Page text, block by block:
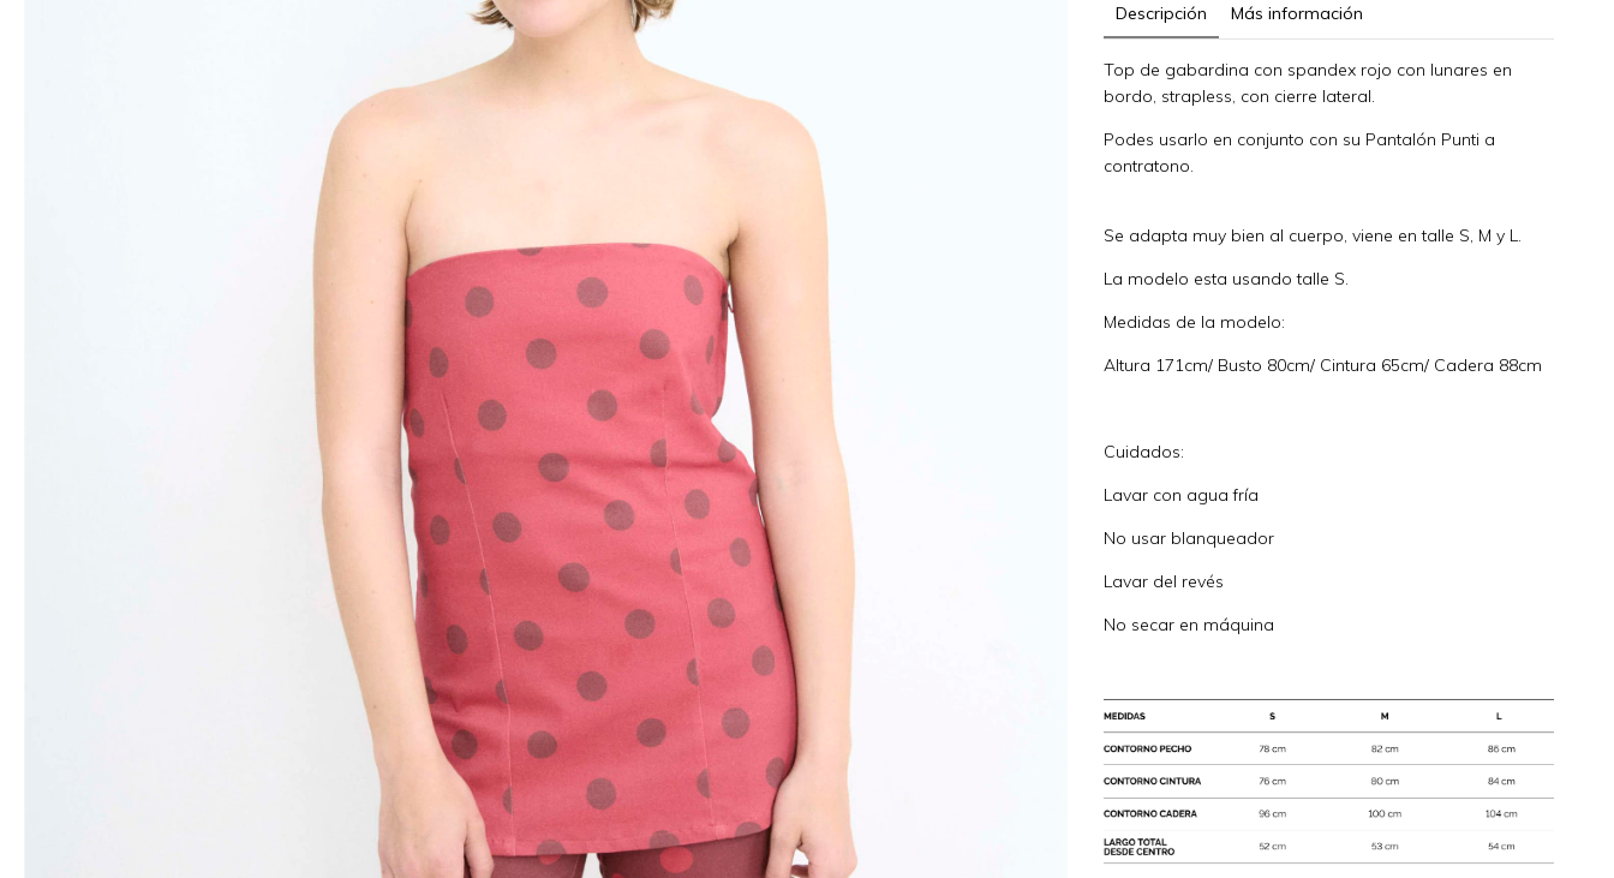
Descripción Más información
Top de gabardina con spandex rojo con lunares en
bordo, strapless, con cierre lateral.
Podes usarlo en conjunto con su Pantalón Punti a
contratono.
Se adapta muy bien al cuerpo, viene en talle S, M y L.
La modelo esta usando talle S.
Medidas de la modelo:
Altura 171cm/ Busto 80cm/ Cintura 65cm/ Cadera 88cm
Cuidados:
Lavar con agua fría
No usar blanqueador
Lavar del revés
No secar en máquina